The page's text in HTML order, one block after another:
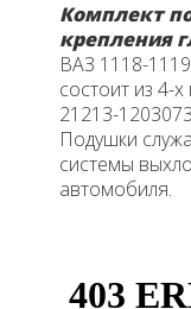
Комплект
крепления
ВАЗ 1118-
состоит из 4-
21213-
Подушки
системы
автомобиля.